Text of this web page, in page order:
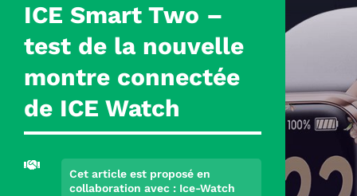
ICE Smart Two –
test de la nouvelle
montre connectée
de ICE Watch

Cet article est proposé en
collaboration avec : Ice-Watch